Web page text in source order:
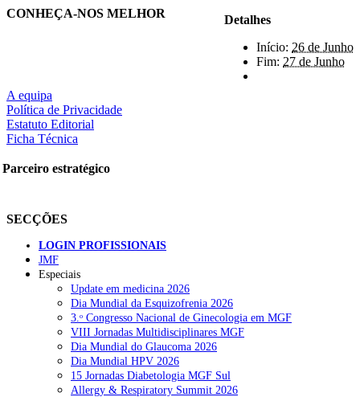
Detalhes
Início: 26 de Junho
Fim: 27 de Junho
CONHEÇA-NOS MELHOR
A equipa
Política de Privacidade
Estatuto Editorial
Ficha Técnica
Parceiro estratégico
SECÇÕES
LOGIN PROFISSIONAIS
JMF
Especiais
Update em medicina 2026
Dia Mundial da Esquizofrenia 2026
3.ᵒ Congresso Nacional de Ginecologia em MGF
VIII Jornadas Multidisciplinares MGF
Dia Mundial do Glaucoma 2026
Dia Mundial HPV 2026
15 Jornadas Diabetologia MGF Sul
Allergy & Respiratory Summit 2026